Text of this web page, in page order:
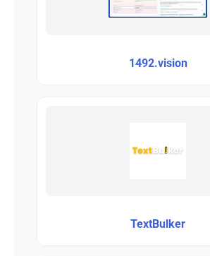
1492.vision
TextBulker